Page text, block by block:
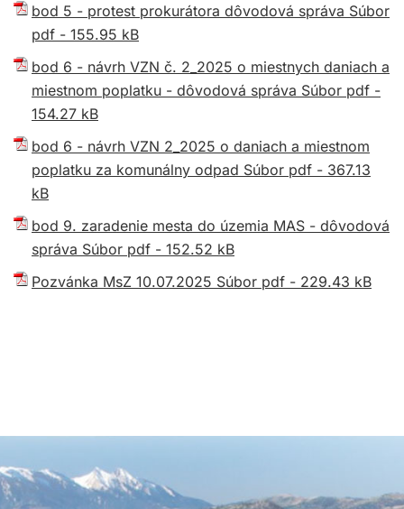
bod 5 - protest prokurátora dôvodová správa Súbor
pdf - 155.95 kB
bod 6 - návrh VZN č. 2_2025 o miestnych daniach a
miestnom poplatku - dôvodová správa Súbor pdf -
154.27 kB
bod 6 - návrh VZN 2_2025 o daniach a miestnom
poplatku za komunálny odpad Súbor pdf - 367.13
kB
bod 9. zaradenie mesta do územia MAS - dôvodová
správa Súbor pdf - 152.52 kB
Pozvánka MsZ 10.07.2025 Súbor pdf - 229.43 kB